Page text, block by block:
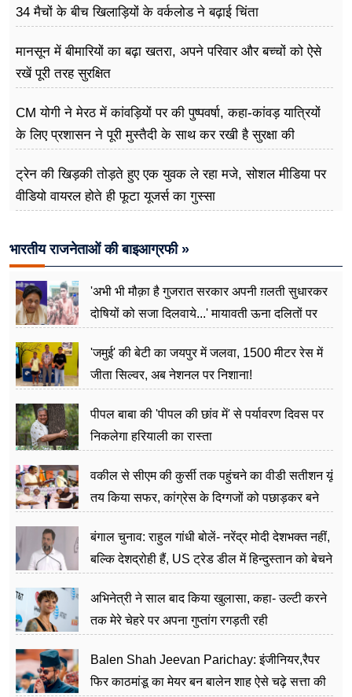
34 मैचों के बीच खिलाड़ियों के वर्कलोड ने बढ़ाई चिंता
मानसून में बीमारियों का बढ़ा खतरा, अपने परिवार और बच्चों को ऐसे
रखें पूरी तरह सुरक्षित
CM योगी ने मेरठ में कांवड़ियों पर की पुष्पवर्षा, कहा-कांवड़ यात्रियों
के लिए प्रशासन ने पूरी मुस्तैदी के साथ कर रखी है सुरक्षा की
ट्रेन की खिड़की तोड़ते हुए एक युवक ले रहा मजे, सोशल मीडिया पर
वीडियो वायरल होते ही फूटा यूजर्स का गुस्सा
भारतीय राजनेताओं की बाइआग्रफी »
'अभी भी मौक़ा है गुजरात सरकार अपनी ग़लती सुधारकर
दोषियों को सजा दिलवाये...' मायावती ऊना दलितों पर
'जमुई' की बेटी का जयपुर में जलवा, 1500 मीटर रेस में
जीता सिल्वर, अब नेशनल पर निशाना!
पीपल बाबा की 'पीपल की छांव में' से पर्यावरण दिवस पर
निकलेगा हरियाली का रास्ता
वकील से सीएम की कुर्सी तक पहुंचने का वीडी सतीशन यूं
तय किया सफर, कांग्रेस के दिग्गजों को पछाड़कर बने
बंगाल चुनाव: राहुल गांधी बोलें- नरेंद्र मोदी देशभक्त नहीं,
बल्कि देशद्रोही हैं, US ट्रेड डील में हिन्दुस्तान को बेचने
अभिनेत्री ने साल बाद किया खुलासा, कहा- उल्टी करने
तक मेरे चेहरे पर अपना गुप्तांग रगड़ती रही
Balen Shah Jeevan Parichay: इंजीनियर,रैपर
फिर काठमांडू का मेयर बन बालेन शाह ऐसे चढ़े सत्ता की